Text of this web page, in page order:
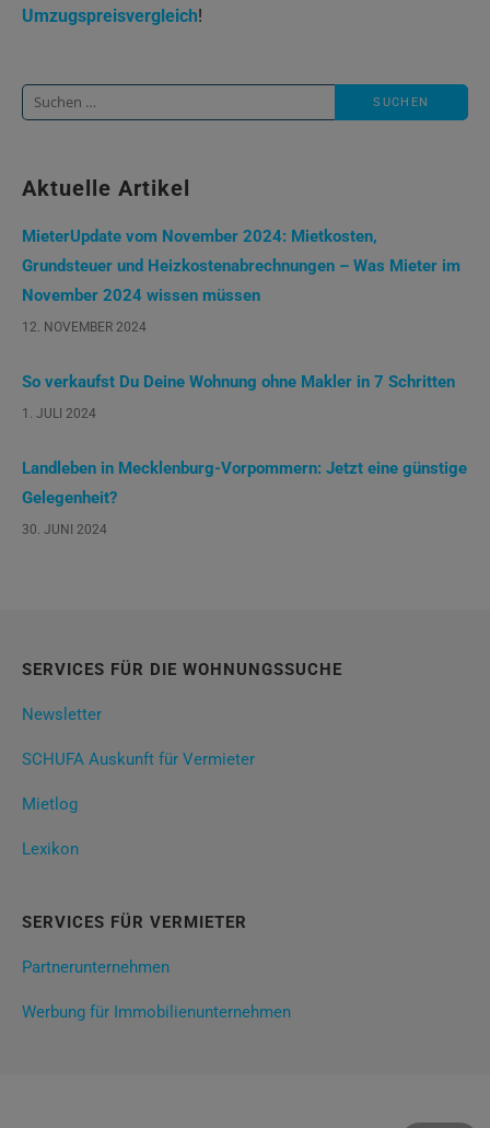
Umzugspreisvergleich!
Suche
Aktuelle Artikel
MieterUpdate vom November 2024: Mietkosten,
Grundsteuer und Heizkostenabrechnungen – Was Mieter im
November 2024 wissen müssen
12. NOVEMBER 2024
So verkaufst Du Deine Wohnung ohne Makler in 7 Schritten
1. JULI 2024
Landleben in Mecklenburg-Vorpommern: Jetzt eine günstige
Gelegenheit?
30. JUNI 2024
SERVICES FÜR DIE WOHNUNGSSUCHE
Newsletter
SCHUFA Auskunft für Vermieter
Mietlog
Lexikon
SERVICES FÜR VERMIETER
Partnerunternehmen
Werbung für Immobilienunternehmen